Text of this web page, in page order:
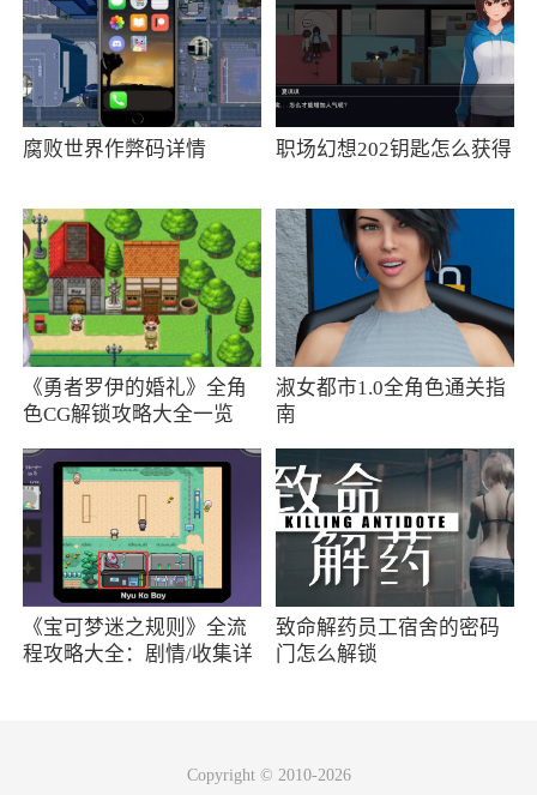
获得。
神魂副本一共有8层，每层需要挑战30波怪
物，难度递增。每个关卡每日可以挑战一次，当
日已通关的关卡不可重复挑战。玩家在副本中挑
止。所有已通关的关卡在第二日都可直接扫荡获
得所有奖励。每日通关记录会在当日24:00清除。
神器技能对于玩家对战来说是十分重要的，
尤其是限制技能：减速和眩晕，在紧张刺激的战
场对战中，分秒之间就是决胜的关键！因此，神
器系统的培养也是重中之重。
游戏特色
1、新增转生系统 开启转生系统，打造无匹
战力，点燃炫酷技能
2、丰富多彩的副本关卡挑战，玩法多
4、戮天之剑限时副本神魔竞技，每天19:00-
腐败世界作弊码详情 职场幻想202钥匙怎么获得
《勇者罗伊的婚礼》全角
色CG解锁攻略大全一览
淑女都市1.0全角色通关指
南
《宝可梦迷之规则》全流
程攻略大全：剧情/收集详
致命解药员工宿舍的密码
门怎么解锁
Copyright © 2010-2026